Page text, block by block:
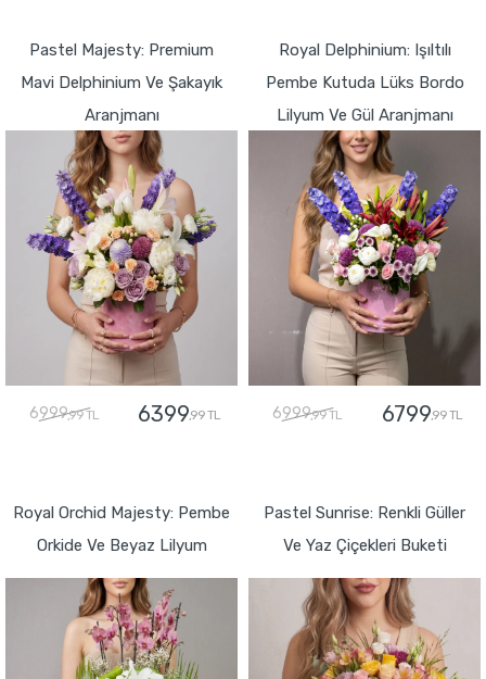
Pastel Majesty: Premium
Mavi Delphinium Ve Şakayık
Aranjmanı
6999,99 TL 6399,99 TL
Royal Delphinium: Işıltılı
Pembe Kutuda Lüks Bordo
Lilyum Ve Gül Aranjmanı
6999,99 TL 6799,99 TL
Royal Orchid Majesty: Pembe
Orkide Ve Beyaz Lilyum
Pastel Sunrise: Renkli Güller
Ve Yaz Çiçekleri Buketi